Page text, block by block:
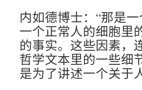
内如德博士：“那是
一个正常人的细胞里
的事实。这些因素，
哲学文本里的一些细
是为了讲述一个关于